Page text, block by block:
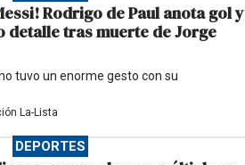
Rodrigo de Paul anota gol y
detalle tras muerte de Jorge
tuvo un enorme gesto con su
La-Lista
DEPORTES